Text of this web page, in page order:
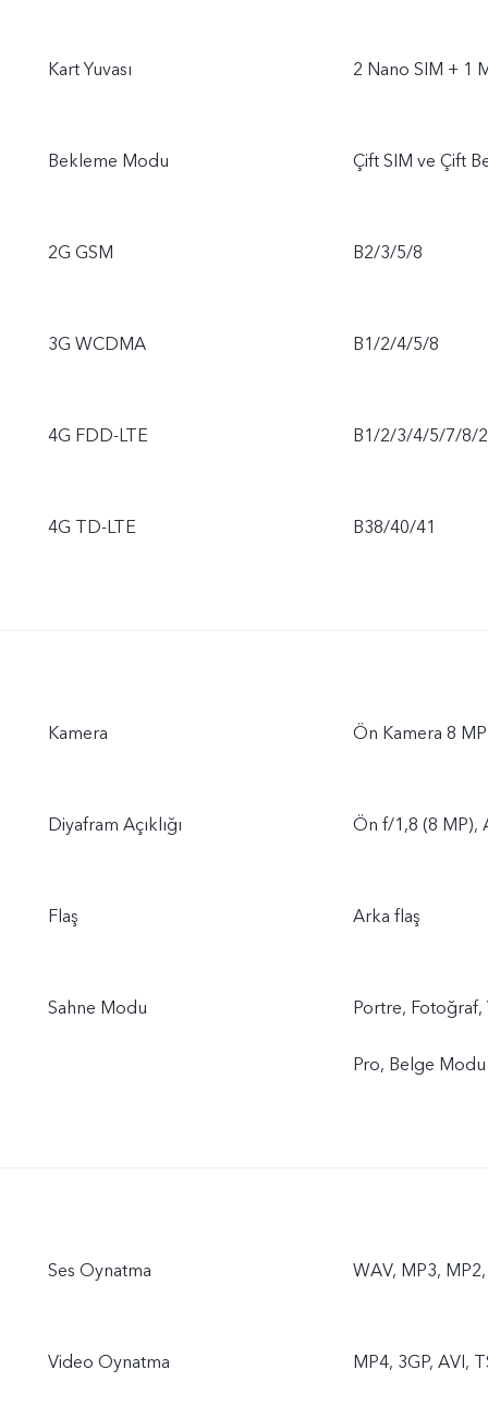
Kart Yuvası 2 Nano SIM + 1
Bekleme Modu Çift SIM ve Çift
2G GSM B2/3/5/8
3G WCDMA B1/2/4/5/8
4G FDD-LTE B1/2/3/4/5/7/8/
4G TD-LTE B38/40/41
Kamera Ön Kamera 8
Diyafram Açıklığı Ön f/1,8 (8 MP),
Flaş Arka flaş
Sahne Modu Portre, Fotoğraf,
Pro, Belge Modu
Ses Oynatma WAV, MP3,
Video Oynatma MP4, 3GP, AVI,